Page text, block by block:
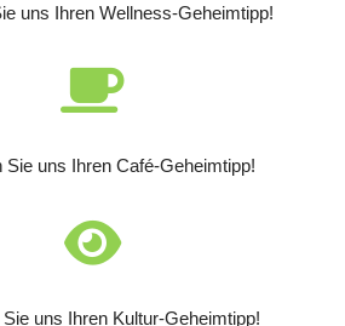
uns Ihren Wellness-Geheimtipp!
Sie uns Ihren Café-Geheimtipp!
uns Ihren Kultur-Geheimtipp!